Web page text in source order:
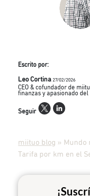
Escrito por:
Leo Cortina 27/02/2026
CEO & cofundador de
finanzas y apasionado
Seguir
miituo blog » Mundo
Tarifa por km en el